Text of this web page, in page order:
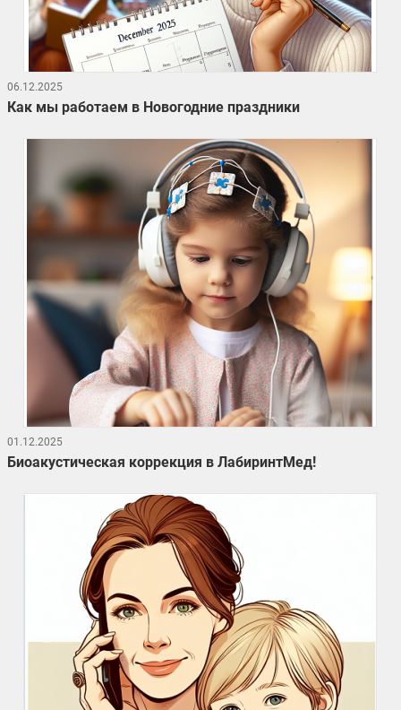
06.12.2025
Как мы работаем в Новогодние праздники
01.12.2025
Биоакустическая коррекция в ЛабиринтМед!